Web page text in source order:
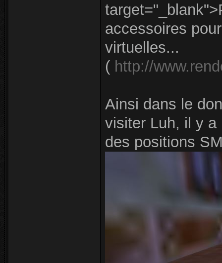
accessoires
virtuelles...
( http://
Ainsi dans le
visiter Luh, il y a
des positions